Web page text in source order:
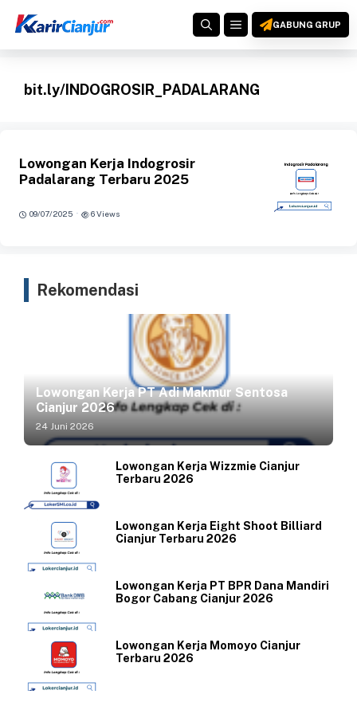
MENUGABUNG GRUP
bit.ly/INDOGROSIR_PADALARANG
Lowongan Kerja Indogrosir
Padalarang Terbaru 2025
09/07/2025 · 6 Views
Rekomendasi
Lowongan Kerja PT Adi Makmur Sentosa
Cianjur 2026
24 Juni 2026
Lowongan Kerja Wizzmie Cianjur
Terbaru 2026
Lowongan Kerja Eight Shoot Billiard
Cianjur Terbaru 2026
Lowongan Kerja PT BPR Dana Mandiri
Bogor Cabang Cianjur 2026
Lowongan Kerja Momoyo Cianjur
Terbaru 2026